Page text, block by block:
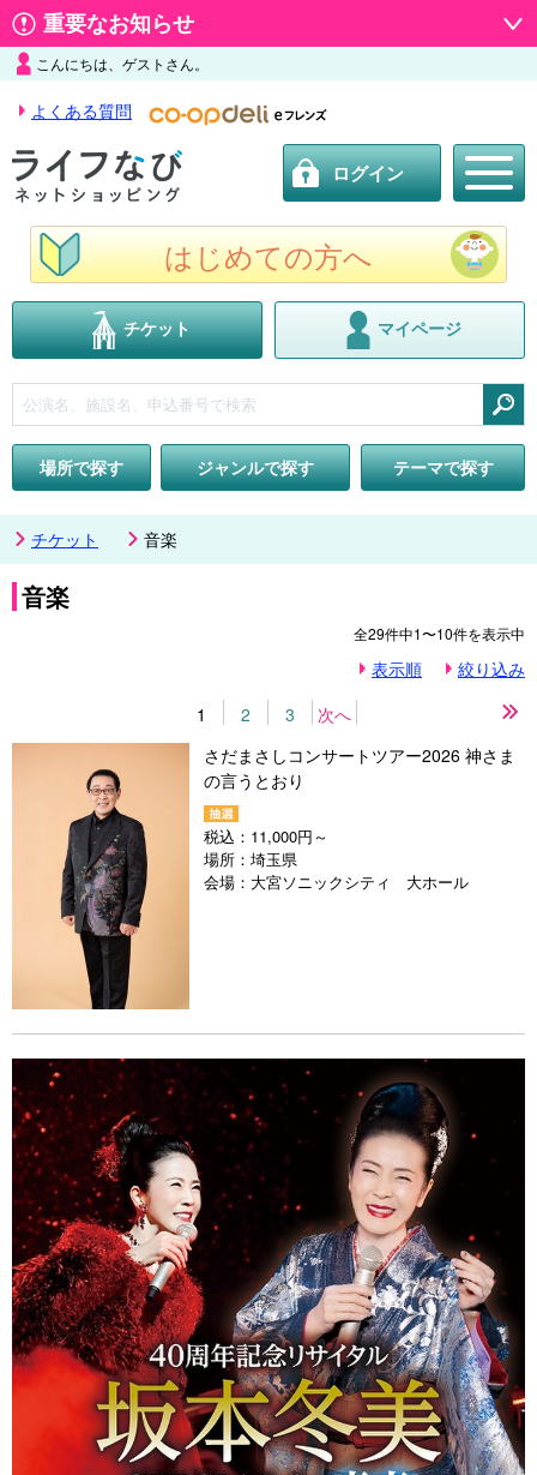
重要なお知らせ
こんにちは、ゲストさん。
よくある質問
ログイン
はじめての方へ
チケット マイページ
場所で探す
ジャンルで探す テーマで探す
チケット 音楽
音楽
全29件中1〜10件を表示中
表示順
絞り込み
1
2 3 次へ
後
の
さだまさしコンサートツアー2026 神さま
の言うとおり
税込： 11,000円～
場所： 埼玉県
会場： 大宮ソニックシティ 大ホール